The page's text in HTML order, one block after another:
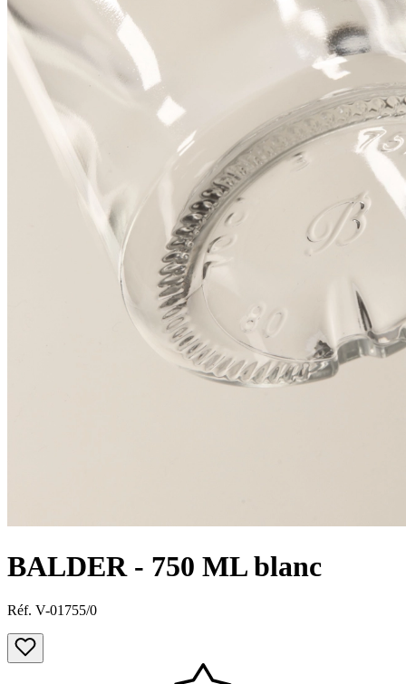
BALDER - 750 ML blanc
Réf. V-01755/0